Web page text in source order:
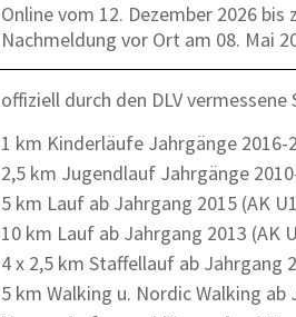
Online vom 12. Dezember 2026 bis
Nachmeldung vor Ort am 08. Mai
offiziell durch den DLV vermessene
1 km Kinderläufe Jahrgänge 2016-
2,5 km Jugendlauf Jahrgänge
5 km Lauf ab Jahrgang 2015 (AK
10 km Lauf ab Jahrgang 2013 (AK
4 x 2,5 km Staffellauf ab Jahrgang
5 km Walking u. Nordic Walking ab